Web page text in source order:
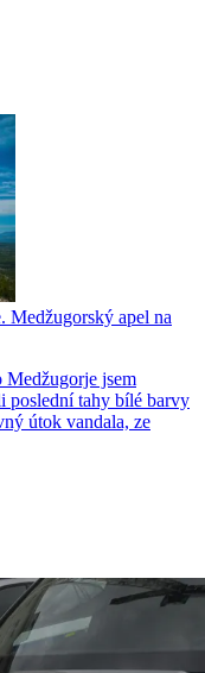
Medžugorský apel na
Medžugorje jsem
poslední tahy bílé barvy
útok vandala, ze